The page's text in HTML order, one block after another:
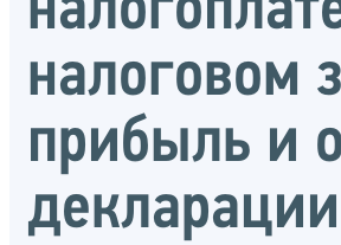
налоговом
прибыль и
декларации